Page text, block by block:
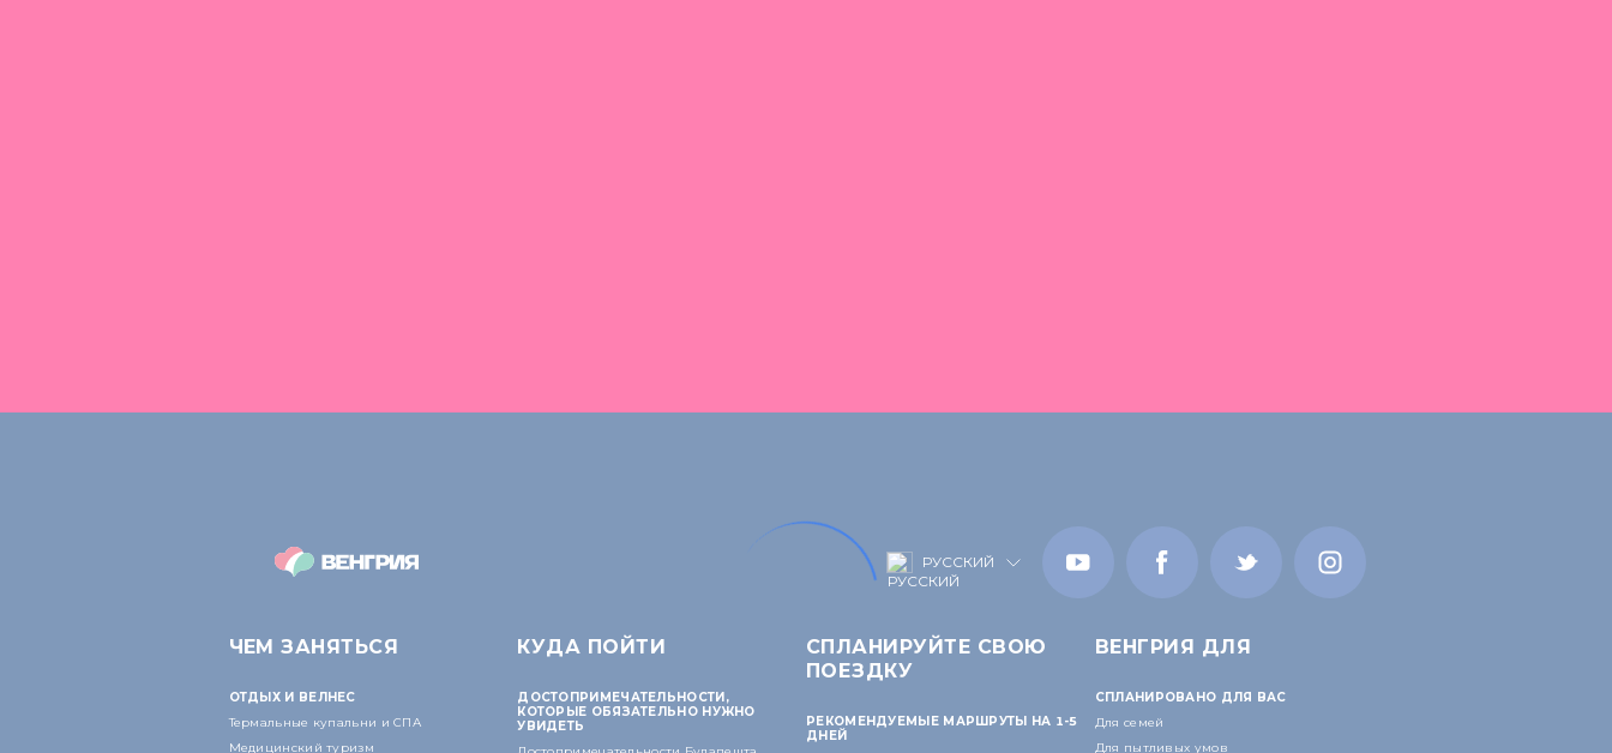
РУССКИЙ
ЧЕМ ЗАНЯТЬСЯ
ОТДЫХ И ВЕЛНЕС
Термальные купальни и СПА
Медицинский туризм
КУДА ПОЙТИ
ДОСТОПРИМЕЧАТЕЛЬНОСТИ,
КОТОРЫЕ ОБЯЗАТЕЛЬНО НУЖНО
УВИДЕТЬ
СПЛАНИРУЙТЕ СВОЮ
ПОЕЗДКУ
РЕКОМЕНДУЕМЫЕ МАРШРУТЫ НА 1-5
ДНЕЙ
ВЕНГРИЯ ДЛЯ
СПЛАНИРОВАНО ДЛЯ ВАС
Для семей
Для пытливых умов